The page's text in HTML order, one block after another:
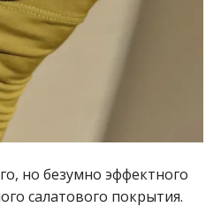
но безумно эффектного
салатового покрытия.